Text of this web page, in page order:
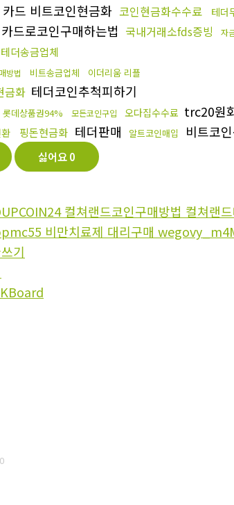
카드 비트코인현금화 코인현금화수수료 테더
카드로코인구매하는법 국내거래소fds증빙 자
테더송금업체
방법 비트송금업체 이더리움 리플
금화 테더코인추척피하기
롯데상품권94% 모든코인구입 오다집수수료 trc20원
핑돈현금화 테더판매 알트코인매입 비트코
싫어요0
컬쳐랜드코인구매방법 컬쳐랜
비만치료제 대리구매
기